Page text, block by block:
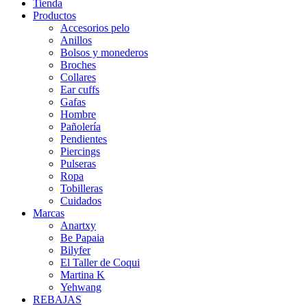
Tienda
Productos
Accesorios pelo
Anillos
Bolsos y monederos
Broches
Collares
Ear cuffs
Gafas
Hombre
Pañolería
Pendientes
Piercings
Pulseras
Ropa
Tobilleras
Cuidados
Marcas
Anartxy
Be Papaia
Bilyfer
El Taller de Coqui
Martina K
Yehwang
REBAJAS